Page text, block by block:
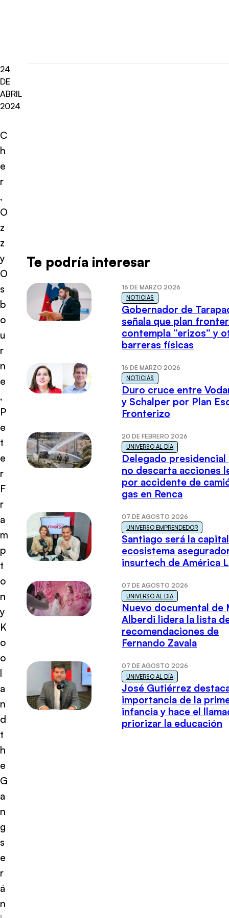
24
DE
ABRIL
2024
C
h
e
r
,
O
z
z
y
O
s
b
o
u
r
n
e
,
P
e
t
e
r
F
r
a
m
p
t
o
n
y
K
o
o
l
a
n
d
t
h
e
G
a
n
g
s
e
r
á
n
Te podría interesar
16 DE MARZO 2026
NOTICIAS
Gobernador de
señala que plan
contempla “erizos” y
barreras físicas
16 DE MARZO 2026
NOTICIAS
Duro cruce entre
y Schalper por Plan
Fronterizo
20 DE FEBRERO 2026
UNIVERSO AL DÍA
Delegado presidencial
no descarta acciones
por accidente de
gas en Renca
07 DE AGOSTO 2026
UNIVERSO EMPRENDEDOR
Santiago será la
ecosistema
insurtech de América
07 DE AGOSTO 2026
UNIVERSO AL DÍA
Nuevo documental de
Alberdi lidera la lista
recomendaciones de
Fernando Zavala
07 DE AGOSTO 2026
UNIVERSO AL DÍA
José Gutiérrez
importancia de la
infancia y hace el
priorizar la educación